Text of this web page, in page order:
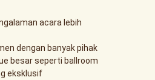
acara lebih
dengan banyak pihak
besar seperti ballroom
eksklusif